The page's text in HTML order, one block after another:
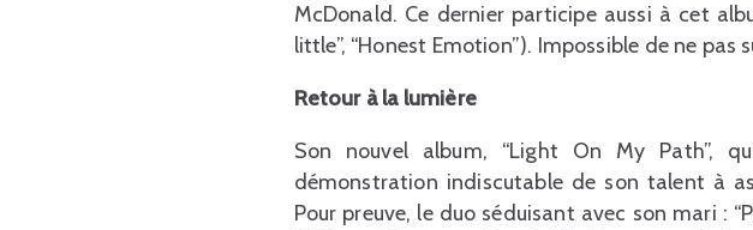
McDonald. Ce dernier participe aussi à cet
little”, “Honest Emotion”). Impossible de ne pas
Retour à la lumière
Son nouvel album, “Light On My Path”,
démonstration indiscutable de son talent à
Pour preuve, le duo séduisant avec son mari :